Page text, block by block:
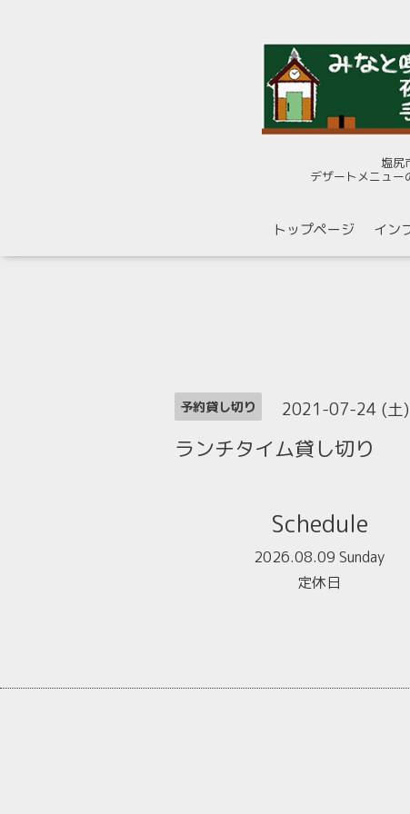
塩尻
デザートメニュー
トップページ イン
予約貸し切り 2021-07-24 (土
ランチタイム貸し切り
Schedule
2026.08.09 Sunday
定休日